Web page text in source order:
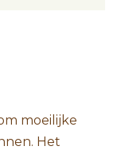
moeilijke
Het